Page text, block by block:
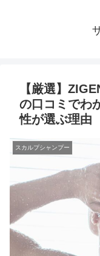
【厳選】
の口コミでわ
性が選ぶ理由
スカルプシャンプー